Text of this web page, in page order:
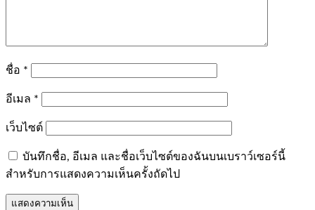
ชื่อ *
อีเมล *
เว็บไซต์
บันทึกชื่อ, อีเมล และชื่อเว็บไซต์ของฉันบนเบราว์เซอร์นี้
สำหรับการแสดงความเห็นครั้งถัดไป